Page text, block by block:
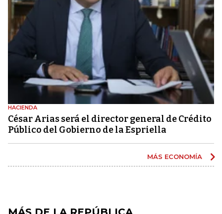
HACIENDA
César Arias será el director general de Crédito
Público del Gobierno de la Espriella
MÁS ECONOMÍA